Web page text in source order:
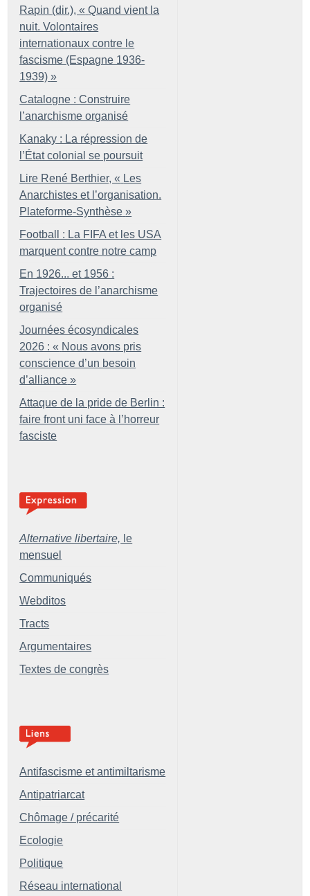
Rapin (dir.), « Quand vient la
nuit. Volontaires
internationaux contre le
fascisme (Espagne 1936-
1939) »
Catalogne : Construire
l’anarchisme organisé
Kanaky : La répression de
l’État colonial se poursuit
Lire René Berthier, « Les
Anarchistes et l’organisation.
Plateforme-Synthèse »
Football : La FIFA et les USA
marquent contre notre camp
En 1926... et 1956 :
Trajectoires de l’anarchisme
organisé
Journées écosyndicales
2026 : « Nous avons pris
conscience d’un besoin
d’alliance »
Attaque de la pride de Berlin :
faire front uni face à l’horreur
fasciste
Alternative libertaire, le
mensuel
Communiqués
Webditos
Tracts
Argumentaires
Textes de congrès
Antifascisme et antimiltarisme
Antipatriarcat
Chômage / précarité
Ecologie
Politique
Réseau international